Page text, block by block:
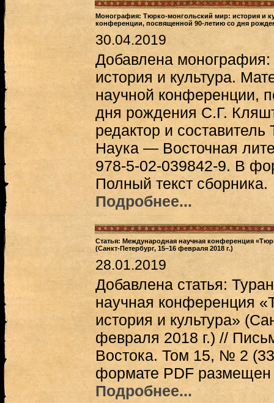
Монография: Тюрко-монгольский мир: история и
конференции, посвященной 90-летию со дня
30.04.2019
Добавлена
история и культура.
научной конференции,
дня рождения С.Г.
редактор и
Наука — Восточная
978-5-02-039842-9. В
Полный текст сборника.
Подробнее...
Статья: Международная научная конференция
(Санкт-Петербург, 15–16 февраля 2018 г.)
28.01.2019
Добавлена статья:
научная конференция
история и культура»
февраля 2018 г.) //
Востока. Том 15, № 2
формате PDF размещен
Подробнее...